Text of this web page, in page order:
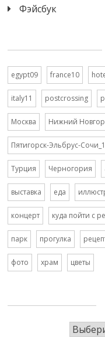
Фэйсбук
egypt09 france10
italy11 postcrossing
Москва Нижний
Пятигорск-Эльбрус-
Турция Черногория
выставка еда
концерт куда пойти с
парк прогулка
фото храм цветы